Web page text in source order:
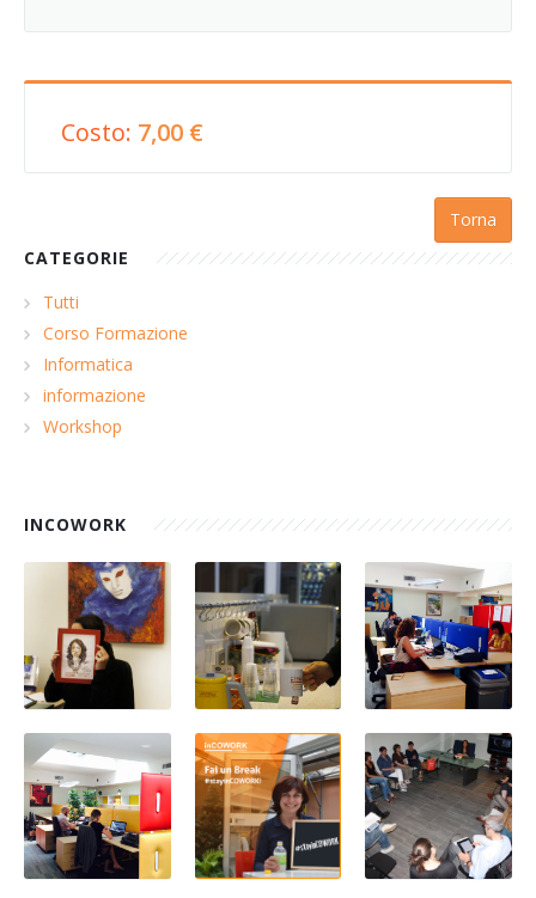
Costo: 7,00 €
Torna
CATEGORIE
Tutti
Corso Formazione
Informatica
informazione
Workshop
INCOWORK